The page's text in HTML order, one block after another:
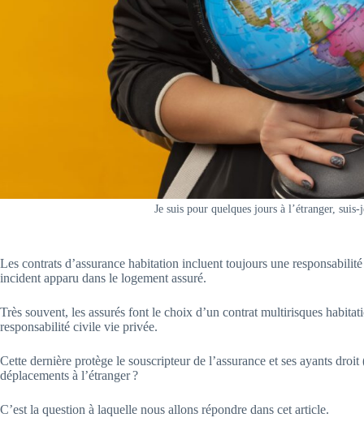
Je suis pour quelques jours à l’étranger,
Les contrats d’assurance habitation incluent toujours une
incident apparu dans le logement assuré.
Très souvent, les assurés font le choix d’un contrat multirisques
responsabilité civile vie privée.
Cette dernière protège le souscripteur de l’assurance et ses ayants
déplacements à l’étranger ?
C’est la question à laquelle nous allons répondre dans cet article.